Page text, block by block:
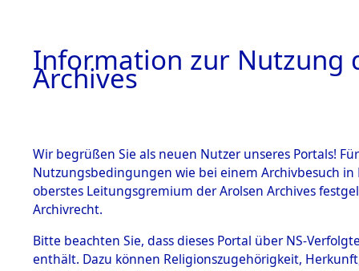
BESTÄNDE
Information zur Nutzung
Archives
Wir begrüßen Sie als neuen Nutzer unseres Portals!
Nutzungsbedingungen wie bei einem Archivbesuch
oberstes Leitungsgremium der Arolsen Archives
Archivrecht.
Bitte beachten Sie, dass dieses Portal über NS-
enthält. Dazu können Religionszugehörigkeit,